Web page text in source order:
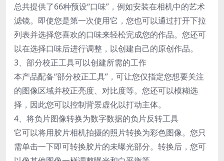
总共提供了66种预设“口味”，例如安装在相机中的艺术
滤镜。即使您是第一次使用它，您也可以通过打开下拉
列表并选择您喜欢的口味来轻松完成您的作品。您还可
以在选择口味后进行调整，以创建自己的原创作品。
3、部分校正工具可以创建所需的工作
本产品配备“部分校正工具”，可让您仅指定您想要关注
的图像区域并校正亮度、对比度等。您还可以模糊选
择，因此您可以控制背景虚化以打动主体。
4、将负片图像转换为数字数据的负片反转工具
它可以将用胶片相机拍摄的照片转换为彩色图像。您只
需单击一下即可转换胶片的未曝光部分。转换后，您可